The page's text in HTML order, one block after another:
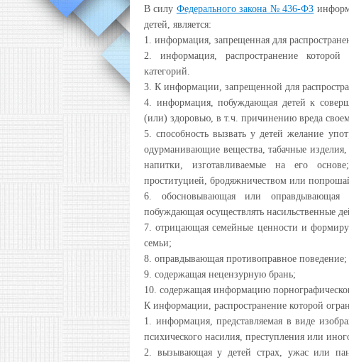
В силу Федерального закона № 436-ФЗ
детей, является:
1. информация, запрещенная для
2. информация, распространение которой
категорий.
3. К информации, запрещенной для
4. информация, побуждающая детей к
(или) здоровью, в т.ч. причинению вреда
5. способность вызвать у детей желание
одурманивающие вещества, табачные
напитки, изготавливаемые на его
проституцией, бродяжничеством или
6. обосновывающая или оправдывающая
побуждающая осуществлять насильственные
7. отрицающая семейные ценности и
семьи;
8. оправдывающая противоправное поведение;
9. содержащая нецензурную брань;
10. содержащая информацию
К информации, распространение которой
1. информация, представляемая в виде
психического насилия, преступления или
2. вызывающая у детей страх, ужас или